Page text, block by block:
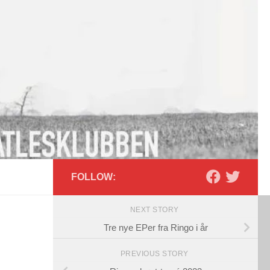
FOLLOW:
NEXT STORY
Tre nye EPer fra Ringo i år
PREVIOUS STORY